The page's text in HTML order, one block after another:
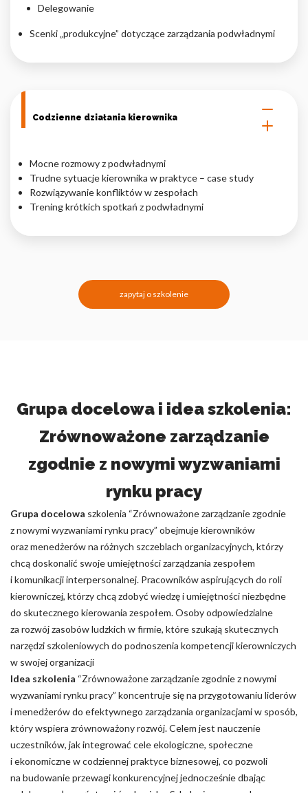
Delegowanie
Scenki „produkcyjne” dotyczące zarządzania podwładnymi
Codzienne działania kierownika
Mocne rozmowy z podwładnymi
Trudne sytuacje kierownika w praktyce – case study
Rozwiązywanie konfliktów w zespołach
Trening krótkich spotkań z podwładnymi
zapytaj o szkolenie
Grupa docelowa i idea szkolenia:
Zrównoważone zarządzanie
zgodnie z nowymi wyzwaniami
rynku pracy
Grupa docelowa szkolenia “Zrównoważone zarządzanie zgodnie
z nowymi wyzwaniami rynku pracy” obejmuje kierowników
oraz menedżerów na różnych szczeblach organizacyjnych, którzy
chcą doskonalić swoje umiejętności zarządzania zespołem
i komunikacji interpersonalnej. Pracowników aspirujących do roli
kierowniczej, którzy chcą zdobyć wiedzę i umiejętności niezbędne
do skutecznego kierowania zespołem. Osoby odpowiedzialne
za rozwój zasobów ludzkich w firmie, które szukają skutecznych
narzędzi szkoleniowych do podnoszenia kompetencji kierowniczych
w swojej organizacji
Idea szkolenia “Zrównoważone zarządzanie zgodnie z nowymi
wyzwaniami rynku pracy” koncentruje się na przygotowaniu liderów
i menedżerów do efektywnego zarządzania organizacjami w sposób,
który wspiera zrównoważony rozwój. Celem jest nauczenie
uczestników, jak integrować cele ekologiczne, społeczne
i ekonomiczne w codziennej praktyce biznesowej, co pozwoli
na budowanie przewagi konkurencyjnej jednocześnie dbając